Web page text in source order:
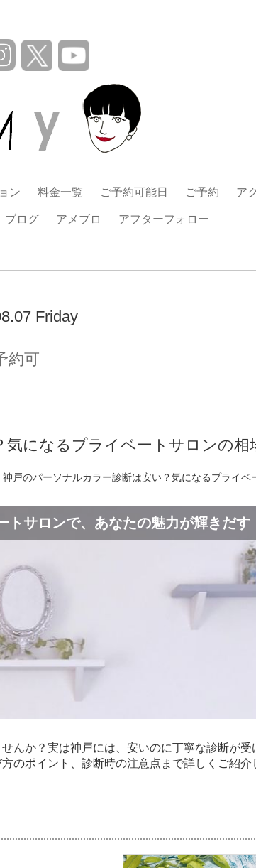
ン 料金一覧 ご予約可能日 ご予約 ア
ブログ アメブロ アフターフォロー
Friday
約可
になるプライベートサロンの相
神戸のパーソナルカラー診断は安い？気になるプライベ
トサロンで、あなたの魅力が輝きだす
んか？実は神戸には、安いのに丁寧な診断が受
のポイント、診断時の注意点まで詳しくご紹介